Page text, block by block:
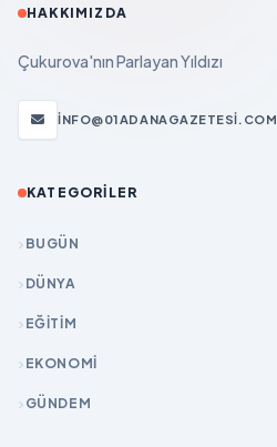
HAKKIMIZDA
Çukurova'nın Parlayan Yıldızı
INFO@01ADANAGAZETESI.COM
KATEGORILER
BUGÜN
DÜNYA
EĞİTİM
EKONOMİ
GÜNDEM